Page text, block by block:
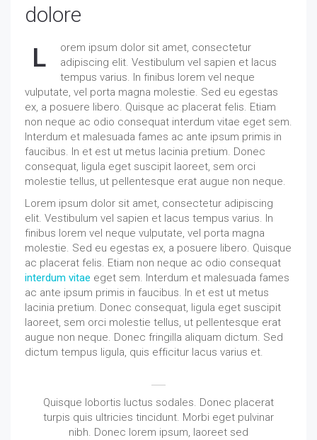
dolore
L
orem ipsum dolor sit amet, consectetur
adipiscing elit. Vestibulum vel sapien et lacus
tempus varius. In finibus lorem vel neque
vulputate, vel porta magna molestie. Sed eu egestas
ex, a posuere libero. Quisque ac placerat felis. Etiam
non neque ac odio consequat interdum vitae eget sem.
Interdum et malesuada fames ac ante ipsum primis in
faucibus. In et est ut metus lacinia pretium. Donec
consequat, ligula eget suscipit laoreet, sem orci
molestie tellus, ut pellentesque erat augue non neque.
Lorem ipsum dolor sit amet, consectetur adipiscing
elit. Vestibulum vel sapien et lacus tempus varius. In
finibus lorem vel neque vulputate, vel porta magna
molestie. Sed eu egestas ex, a posuere libero. Quisque
ac placerat felis. Etiam non neque ac odio consequat
interdum vitae eget sem. Interdum et malesuada fames
ac ante ipsum primis in faucibus. In et est ut metus
lacinia pretium. Donec consequat, ligula eget suscipit
laoreet, sem orci molestie tellus, ut pellentesque erat
augue non neque. Donec fringilla aliquam dictum. Sed
dictum tempus ligula, quis efficitur lacus varius et.
Quisque lobortis luctus sodales. Donec placerat
turpis quis ultricies tincidunt. Morbi eget pulvinar
nibh. Donec lorem ipsum, laoreet sed